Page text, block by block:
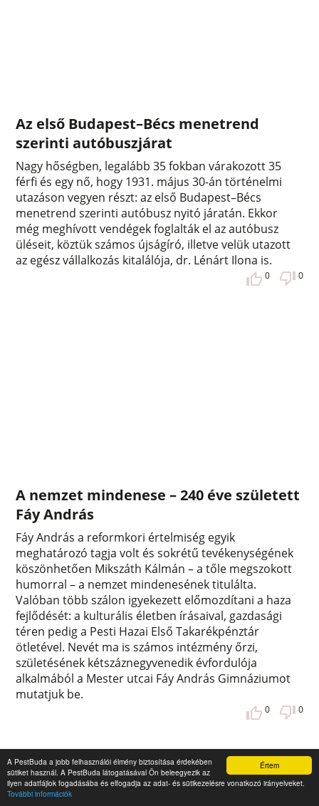
Értem
A PestBuda a jobb felhasználói élmény biztosítása érdekében
sütiket használ. A PestBuda látogatásával Ön beleegyezik az
ilyen adatfájlok fogadásába és elfogadja az adat- és sütikezelésre vonatkozó irányelveket.
További információk
Az első Budapest–Bécs menetrend
szerinti autóbuszjárat
Nagy hőségben, legalább 35 fokban várakozott 35
férfi és egy nő, hogy 1931. május 30-án történelmi
utazáson vegyen részt: az első Budapest–Bécs
menetrend szerinti autóbusz nyitó járatán. Ekkor
még meghívott vendégek foglalták el az autóbusz
üléseit, köztük számos újságíró, illetve velük utazott
az egész vállalkozás kitalálója, dr. Lénárt Ilona is.
0 0
A nemzet mindenese – 240 éve született
Fáy András
Fáy András a reformkori értelmiség egyik
meghatározó tagja volt és sokrétű tevékenységének
köszönhetően Mikszáth Kálmán – a tőle megszokott
humorral – a nemzet mindenesének titulálta.
Valóban több szálon igyekezett előmozdítani a haza
fejlődését: a kulturális életben írásaival, gazdasági
téren pedig a Pesti Hazai Első Takarékpénztár
ötletével. Nevét ma is számos intézmény őrzi,
születésének kétszáznegyvenedik évfordulója
alkalmából a Mester utcai Fáy András Gimnáziumot
mutatjuk be.
0 0